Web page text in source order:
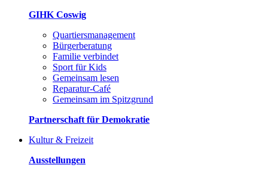
GIHK Coswig
Quartiersmanagement
Bürgerberatung
Familie verbindet
Sport für Kids
Gemeinsam lesen
Reparatur-Café
Gemeinsam im Spitzgrund
Partnerschaft für Demokratie
Kultur & Freizeit
Ausstellungen